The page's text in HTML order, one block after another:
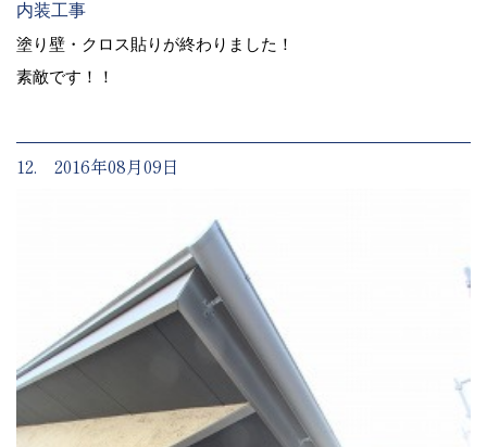
内装工事
塗り壁・クロス貼りが終わりました！
素敵です！！
12. 2016年08月09日